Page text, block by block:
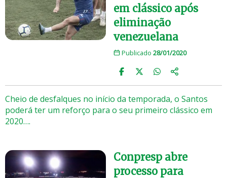
em clássico após
eliminação
venezuelana
Publicado 28/01/2020
Cheio de desfalques no início da temporada, o Santos
poderá ter um reforço para o seu primeiro clássico em
2020….
Conpresp abre
processo para